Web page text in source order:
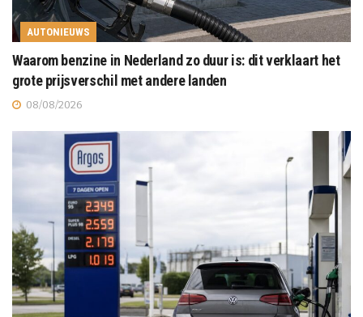
AUTONIEUWS
Waarom benzine in Nederland zo duur is: dit verklaart het
grote prijsverschil met andere landen
08/08/2026